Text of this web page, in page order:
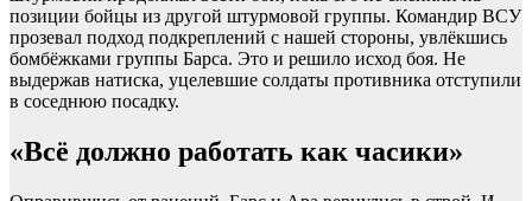
позиции бойцы из другой штурмовой группы. Командир ВСУ
прозевал подход подкреплений с нашей стороны, увлёкшись
бомбёжками группы Барса. Это и решило исход боя. Не
выдержав натиска, уцелевшие солдаты противника отступили
в соседнюю посадку.
«Всё должно работать как часики»